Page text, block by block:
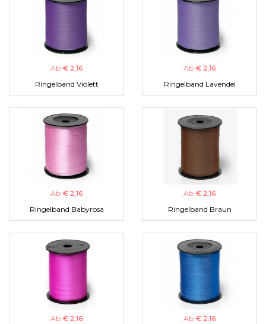
Ab € 2,16
Ringelband Violett
Ab € 2,16
Ringelband Lavendel
Ab € 2,16
Ringelband Babyrosa
Ab € 2,16
Ringelband Braun
Ab € 2,16
Ab € 2,16